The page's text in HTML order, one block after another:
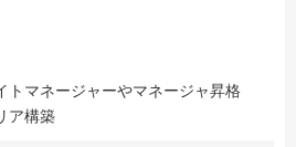
トマネージャーやマネージャ昇格
ア構築